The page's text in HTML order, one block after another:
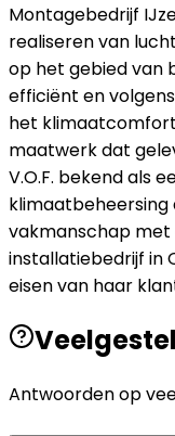
Montagebedrijf
realiseren van
op het gebied van
efficiënt en
het klimaatcomfort
maatwerk dat
V.O.F. bekend als
klimaatbeheersing
vakmanschap met
installatiebedrijf in
eisen van haar
Antwoorden op